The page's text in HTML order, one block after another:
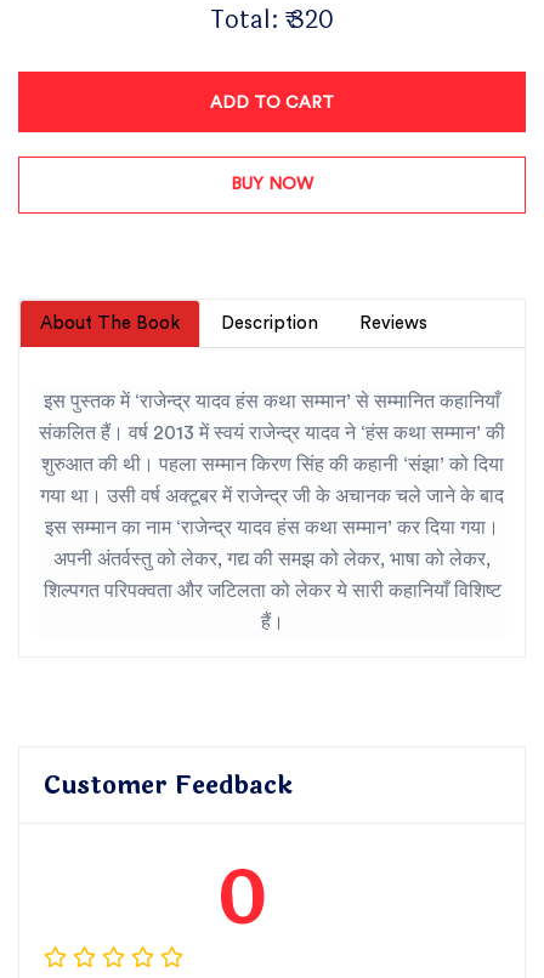
Total: ₹ 320
ADD TO CART
BUY NOW
About The Book Description Reviews
इस पुस्तक में ‘राजेन्द्र यादव हंस कथा सम्मान’ से सम्मानित कहानियाँ
संकलित हैं। वर्ष 2013 में स्वयं राजेन्द्र यादव ने ‘हंस कथा सम्मान’ की
शुरुआत की थी। पहला सम्मान किरण सिंह की कहानी ‘संझा’ को दिया
गया था। उसी वर्ष अक्टूबर में राजेन्द्र जी के अचानक चले जाने के बाद
इस सम्मान का नाम ‘राजेन्द्र यादव हंस कथा सम्मान’ कर दिया गया।
अपनी अंतर्वस्तु को लेकर, गद्य की समझ को लेकर, भाषा को लेकर,
शिल्पगत परिपक्वता और जटिलता को लेकर ये सारी कहानियाँ विशिष्ट
हैं।
Customer Feedback
0